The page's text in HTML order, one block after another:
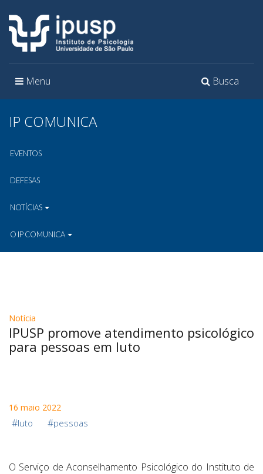
Toggle
Busca
Toggle
Menu
IP COMUNICA
EVENTOS
DEFESAS
NOTÍCIAS
O IP COMUNICA
Notícia
IPUSP promove atendimento psicológico
para pessoas em luto
16 maio 2022
#luto #pessoas
O Serviço de Aconselhamento Psicológico do Instituto de